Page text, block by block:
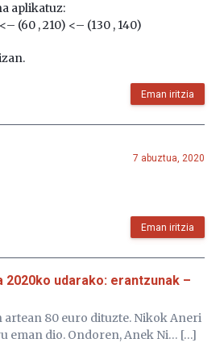
aplikatuz:
(60 , 210) <– (130 , 140)
Eman iritzia
7 abuztua, 2020
Eman iritzia
2020ko udarako: erantzunak –
artean 80 euro dituzte. Nikok Aneri
eman dio. Ondoren, Anek Ni… […]